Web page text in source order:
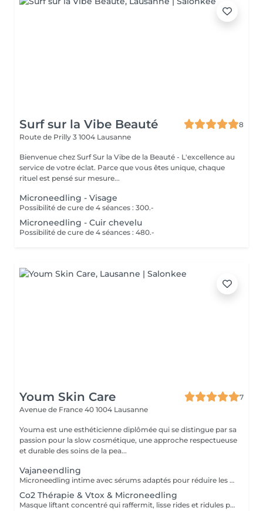
Surf sur la Vibe Beauté
8
Route de Prilly 3 1004 Lausanne
Bienvenue chez Surf Sur la Vibe de la Beauté - L'excellence au
service de votre éclat. Parce que vous êtes unique, chaque
rituel est pensé sur mesure...
Microneedling - Visage
Possibilité de cure de 4 séances : 300.-
Microneedling - Cuir chevelu
Possibilité de cure de 4 séances : 480.-
Youm Skin Care
7
Avenue de France 40 1004 Lausanne
Youma est une esthéticienne diplômée qui se distingue par sa
passion pour la slow cosmétique, une approche respectueuse
et durable des soins de la pea...
Vajaneendling
Microneedling intime avec sérums adaptés pour réduire les taches pigmentaires. Épilation incluse.
Co2 Thérapie & Vtox & Microneedling
Masque liftant concentré qui raffermit, lisse rides et ridules pour une peau ferme et tonifiée suivit d'un soin hydraclean réalisé lors de la même séance.